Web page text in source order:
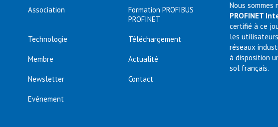
Association
Formation PROFIBUS
PROFINET
Technologie Téléchargement
Membre Actualité
Newsletter Contact
Evénement
Nous sommes
PROFINET
certifié à ce
les
réseaux
à disposition
sol français.